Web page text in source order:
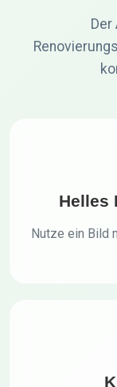
Helles
Nutze ein Bild